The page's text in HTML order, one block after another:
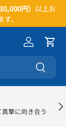
円） 以上お
。
検索
ログインカ
次
摯に向き合う